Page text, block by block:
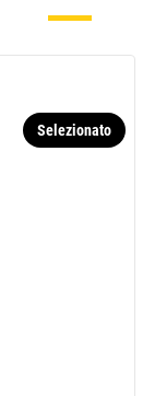
Selezionato